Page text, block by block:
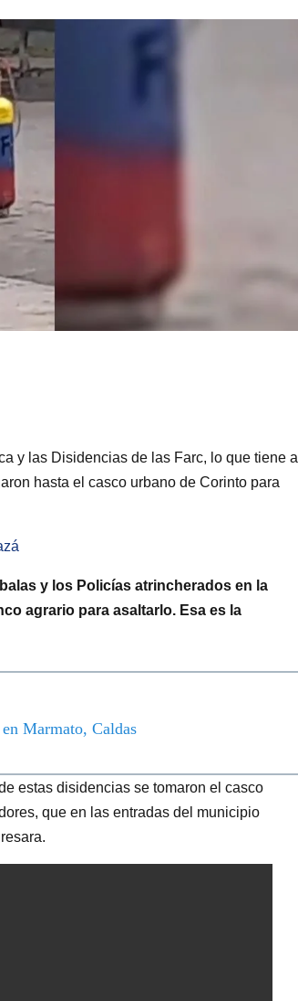
y las Disidencias de las Farc, lo que tiene a
hasta el casco urbano de Corinto para
y los Policías atrincherados en la
agrario para asaltarlo. Esa es la
Marmato, Caldas
estas disidencias se tomaron el casco
que en las entradas del municipio